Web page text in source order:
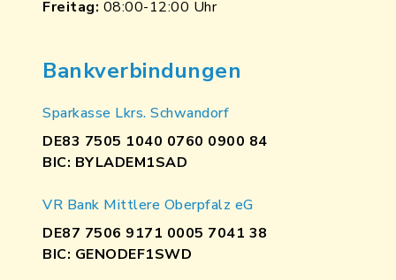
Freitag: 08:00-12:00 Uhr
Bankverbindungen
Sparkasse Lkrs. Schwandorf
DE83 7505 1040 0760 0900 84
BIC: BYLADEM1SAD
VR Bank Mittlere Oberpfalz eG
DE87 7506 9171 0005 7041 38
BIC: GENODEF1SWD